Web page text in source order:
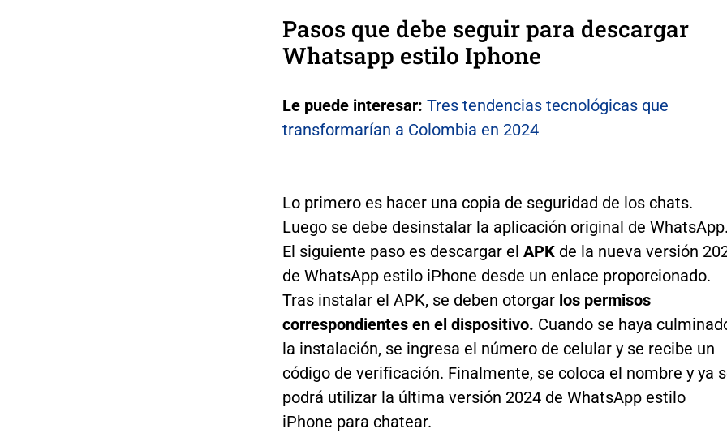
Pasos que debe seguir para descargar
Whatsapp estilo Iphone
Le puede interesar: Tres tendencias tecnológicas que
transformarían a Colombia en 2024
Lo primero es hacer una copia de seguridad de los chats.
Luego se debe desinstalar la aplicación original de
El siguiente paso es descargar el APK de la nueva versión
de WhatsApp estilo iPhone desde un enlace proporcionado.
Tras instalar el APK, se deben otorgar los permisos
correspondientes en el dispositivo. Cuando se haya
la instalación, se ingresa el número de celular y se recibe un
código de verificación. Finalmente, se coloca el nombre y ya
podrá utilizar la última versión 2024 de WhatsApp estilo
iPhone para chatear.